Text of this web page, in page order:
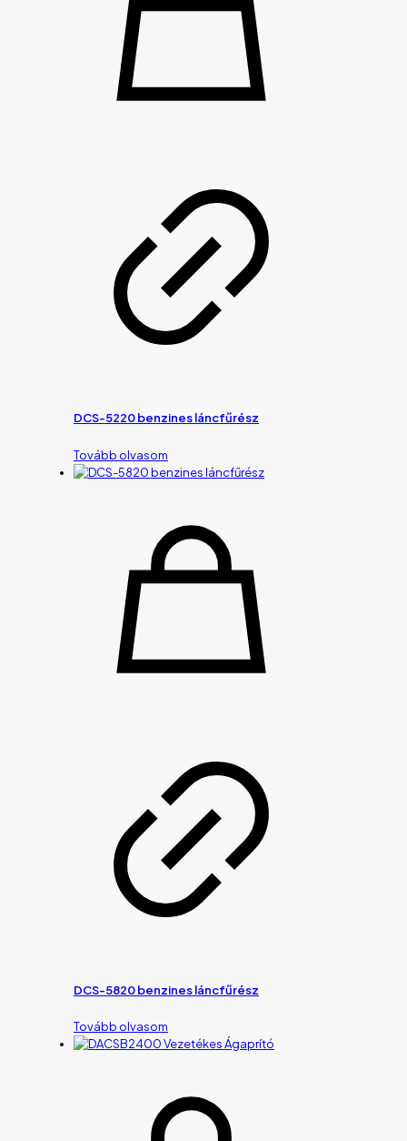
DCS-5220 benzines láncfűrész
Tovább olvasom
DCS-5820 benzines láncfűrész
Tovább olvasom